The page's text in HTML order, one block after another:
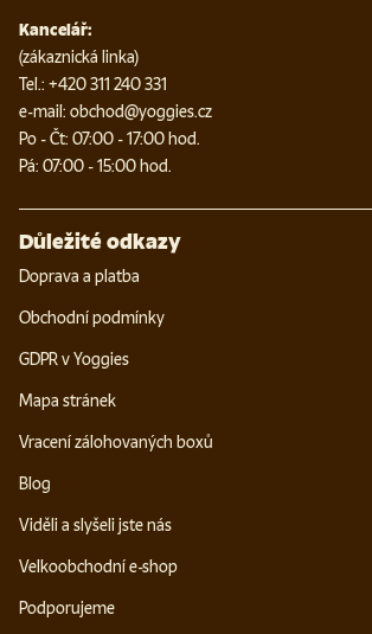
Kancelář:
(zákaznická linka)
Tel.: +420 311 240 331
e-mail: obchod@yoggies.cz
Po - Čt: 07:00 - 17:00 hod.
Pá: 07:00 - 15:00 hod.
Důležité odkazy
Doprava a platba
Obchodní podmínky
GDPR v Yoggies
Mapa stránek
Vracení zálohovaných boxů
Blog
Viděli a slyšeli jste nás
Velkoobchodní e-shop
Podporujeme